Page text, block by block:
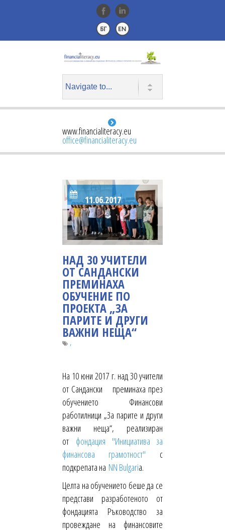
www.financialiteracy.eu
office@financialiteracy.eu
11.06.2017
НАД 30 УЧИТЕЛИ
ОТ САНДАНСКИ
ПРЕМИНАХА
ОБУЧЕНИЕ ПО
ПРОЕКТА „ЗА
ПАРИТЕ И ДРУГИ
ВАЖНИ НЕЩА“
,
На 10 юни 2017 г. над 30 учители
от Сандански преминаха през
обучението Финансови
работилници „За парите и други
важни неща“, реализиран
от фондация "Инициатива за
финансова грамотност" с
подкрепата на NN Bulgaria.
Целта на обучението беше да се
представи разработеното от
фондацията Ръководство за
провеждане на финансовите